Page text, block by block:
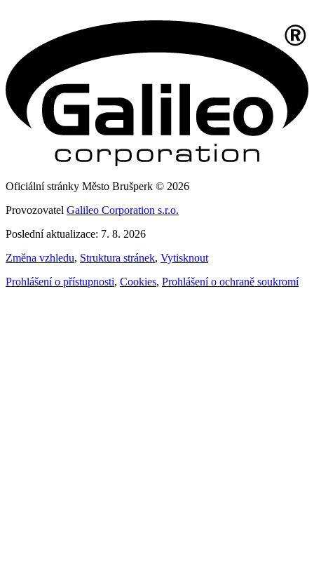
Oficiální stránky Město Brušperk © 2026
Provozovatel Galileo Corporation s.r.o.
Poslední aktualizace: 7. 8. 2026
Změna vzhledu, Struktura stránek, Vytisknout
Prohlášení o přístupnosti, Cookies, Prohlášení o ochraně soukromí